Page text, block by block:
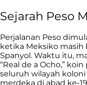
Sejarah Peso
Perjalanan Peso
ketika Meksiko masih
Spanyol. Waktu itu,
“Real de a Ocho,”
seluruh wilayah
merdeka di abad ke-